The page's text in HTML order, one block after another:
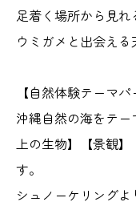
足着く場所から見
ウミガメと出会え
【自然体験テーマパ
沖縄自然の海をテー
上の生物】【景観
す。
シュノーケリング